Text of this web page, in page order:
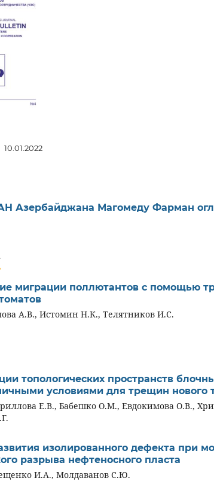
10.01.2022
Азербайджана Магомеду Фарман
миграции поллютантов с помощью
А.В., Истомин Н.К., Телятников И.С.
топологических пространств
условиями для трещин нового
Е.В., Бабешко О.М., Евдокимова О.В.,
изолированного дефекта при
разрыва нефтеносного пласта
И.А., Молдаванов С.Ю.